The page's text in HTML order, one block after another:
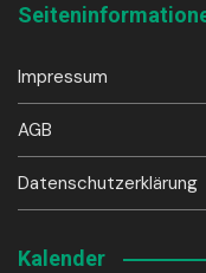
Impressum
AGB
Datenschutzerklärung
Kalender